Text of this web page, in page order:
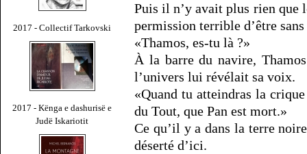
2017 - Collectif Tarkovski
2017 - Kënga e dashurisë e
Judë Iskariotit
Puis il n’y avait plus rien que
permission terrible d’être
«Thamos, es-tu là ?»
À la barre du navire,
l’univers lui révélait sa voix.
«Quand tu atteindras la
du Tout, que Pan est mort.»
Ce qu’il y a dans la terre
déserté d’ici.